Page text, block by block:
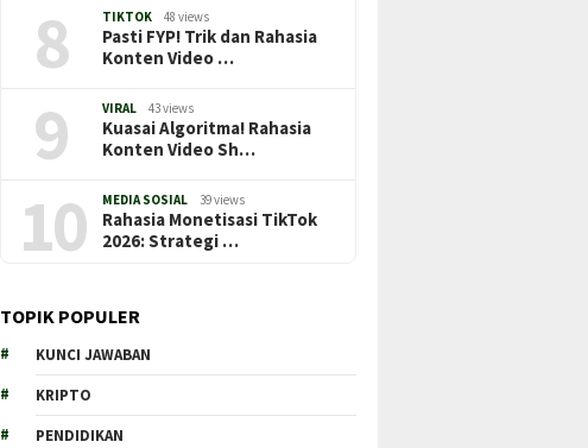
8 TIKTOK 48 views
Pasti FYP! Trik dan Rahasia
Konten Video …
9 VIRAL 43 views
Kuasai Algoritma! Rahasia
Konten Video Sh…
10 MEDIA SOSIAL 39 views
Rahasia Monetisasi TikTok
2026: Strategi …
TOPIK POPULER
KUNCI JAWABAN
KRIPTO
PENDIDIKAN